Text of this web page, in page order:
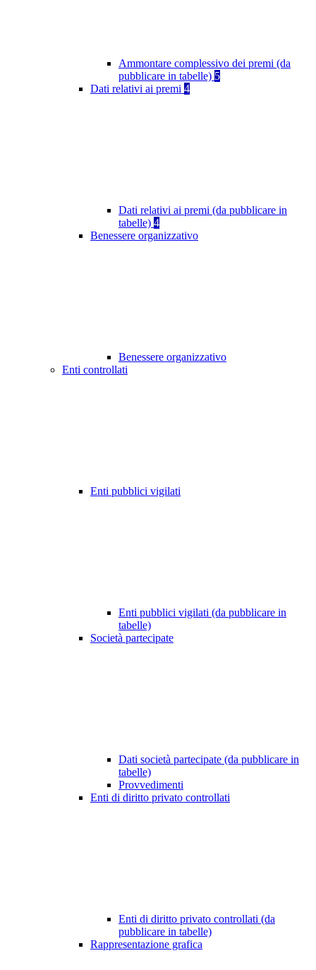
Ammontare complessivo dei premi (da
pubblicare in tabelle) 5
Dati relativi ai premi 4
Dati relativi ai premi (da pubblicare in
tabelle) 4
Benessere organizzativo
Benessere organizzativo
Enti controllati
Enti pubblici vigilati
Enti pubblici vigilati (da pubblicare in
tabelle)
Società partecipate
Dati società partecipate (da pubblicare in
tabelle)
Provvedimenti
Enti di diritto privato controllati
Enti di diritto privato controllati (da
pubblicare in tabelle)
Rappresentazione grafica